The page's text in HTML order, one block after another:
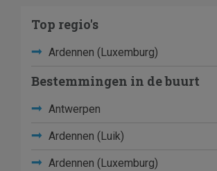
Top regio's
Ardennen (Luxemburg)
Bestemmingen in de buurt
Antwerpen
Ardennen (Luik)
Ardennen (Luxemburg)